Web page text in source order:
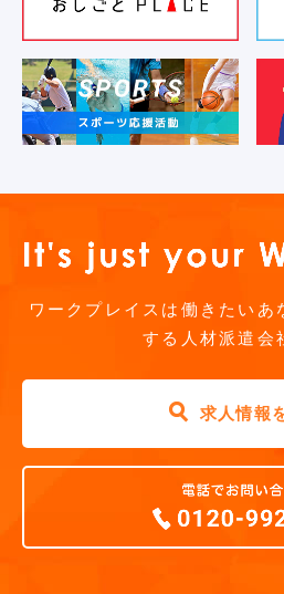
ワークプレイスは働きたいあ
する人材派遣会
求人情報